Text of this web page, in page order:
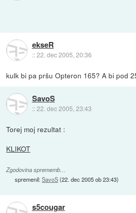
ekseR
::22. dec 2005, 20:36
kulk bi pa pršu Opteron 165? A bi pod
SavoS
::22. dec 2005, 23:43
Torej moj rezultat :
KLIKOT
Zgodovina sprememb…
spremenil:SavoS(22. dec 2005 ob 23:43)
s5cougar